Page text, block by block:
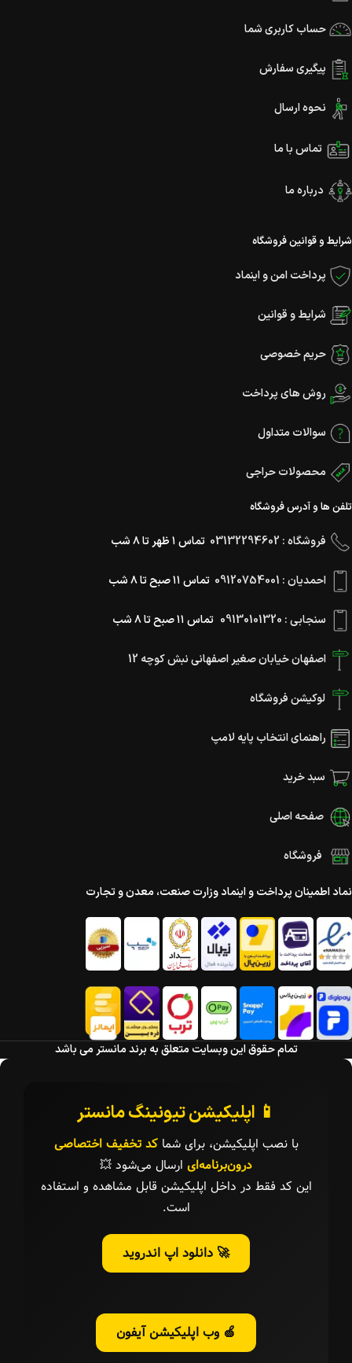
حساب کاربری شما
پیگیری سفارش
نحوه ارسال
تماس با ما
درباره ما
شرایط و قوانین فروشگاه
پرداخت امن و اینماد
شرایط و قوانین
حریم خصوصی
روش های پرداخت
سوالات متداول
محصولات حراجی
تلفن ها و آدرس فروشگاه
فروشگاه : 03132294602 تماس ۱ ظهر تا ۸ شب
احمدیان : 09120754001 تماس ۱۱ صبح تا ۸ شب
سنجابی : 09130101320 تماس ۱۱ صبح تا ۸ شب
اصفهان خیابان صغیر اصفهانی نبش کوچه 12
لوکیشن فروشگاه
راهنمای انتخاب پایه لامپ
سبد خرید
صفحه اصلی
فروشگاه
نماد اطمینان پرداخت و اینماد وزارت صنعت، معدن و تجارت
تمام حقوق این وبسایت متعلق به برند مانستر می باشد
📱 اپلیکیشن تیونینگ مانستر
با نصب اپلیکیشن، برای شماکد تخفیف اختصاصی
درون‌برنامه‌ای ارسال می‌شود 💥
این کد فقط در داخل اپلیکیشن قابل مشاهده و استفاده
است.
🚀 دانلود اپ اندروید
🍏 وب اپلیکیشن آیفون